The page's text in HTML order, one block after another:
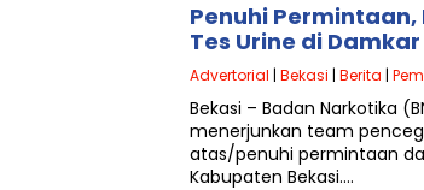
Penuhi Permintaan,
Tes Urine di Damkar
Advertorial | Bekasi | Berita |
Bekasi – Badan Narkotika
menerjunkan team
atas/penuhi permintaan
Kabupaten Bekasi….